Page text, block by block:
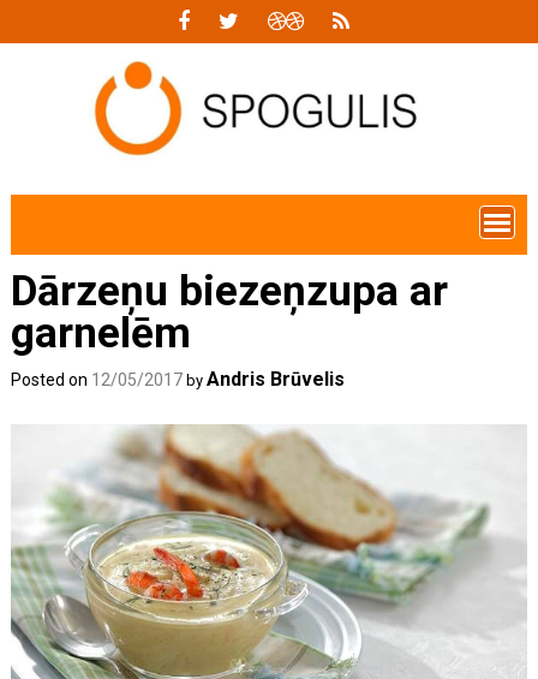
Dārzeņu biezeņzupa ar
garnelēm
Posted on 12/05/2017 byAndris Brūvelis